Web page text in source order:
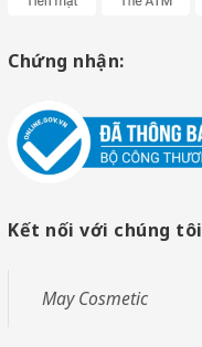
Chứng nhận:
Kết nối với chúng tôi
May Cosmetic